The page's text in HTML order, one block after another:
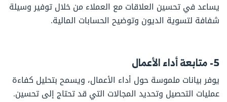
يساعد في تحسين العلاقات مع العملاء من خلال توفير وسيلة
شفافة لتسوية الديون وتوضيح الحسابات المالية.
5- متابعة أداء الأعمال
يوفر بيانات ملموسة حول أداء الأعمال، ويسمح بتحليل كفاءة
عمليات التحصيل وتحديد المجالات التي قد تحتاج إلى تحسين.